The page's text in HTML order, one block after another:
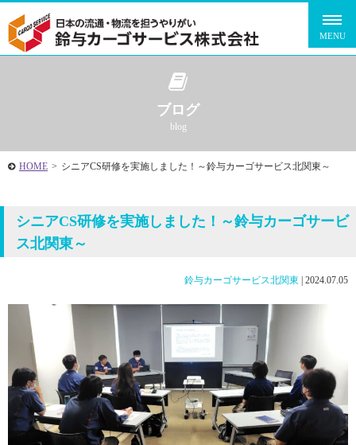
ブログ
blog
HOME > シニアCS研修を実施しました！～鈴与カーゴサービス北関東～
シニアCS研修を実施しました！～鈴与カーゴサービ
ス北関東～
鈴与カーゴサービス北関東 2024.07.05